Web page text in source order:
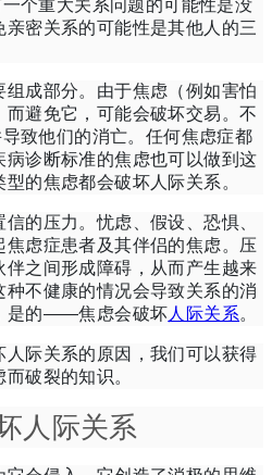
个重大关系问题的可能性是没
密关系的可能性是其他人的三
成部分。 由于焦虑（例如害怕
避免它，可能会破坏交易。 不
致他们的消亡。 任何焦虑症都
病诊断标准的焦虑也可以做到这
的焦虑都会破坏人际关系。
信的压力。忧虑、假设、恐惧、
虑症患者及其伴侣的焦虑。 压
伴之间形成障碍，从而产生越来
种不健康的情况会导致关系的消
是的——焦虑会破坏人际关系。
际关系的原因，我们可以获得
破裂的知识。
人际关系